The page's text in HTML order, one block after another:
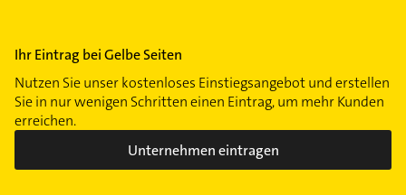
Ihr Eintrag bei Gelbe Seiten
Nutzen Sie unser kostenloses Einstiegsangebot und erstellen
Sie in nur wenigen Schritten einen Eintrag, um mehr Kunden
erreichen.
Unternehmen eintragen